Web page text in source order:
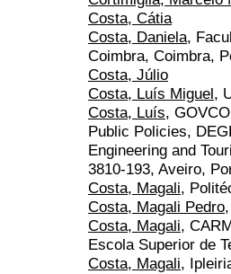
Costa, Cátia
Costa, Daniela,
Coimbra, Coimbra,
Costa, Júlio
Costa, Luís Miguel,
Costa, Luís,
Public Policies,
Engineering and
3810-193, Aveiro,
Costa, Magali,
Costa, Magali Pedro
Costa, Magali,
Escola Superior de
Costa, Magali,